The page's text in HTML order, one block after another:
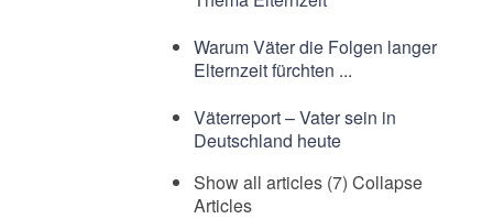
Warum Väter die Folgen langer
Elternzeit fürchten ...
Väterreport – Vater sein in
Deutschland heute
Show all articles (7) Collapse
Articles